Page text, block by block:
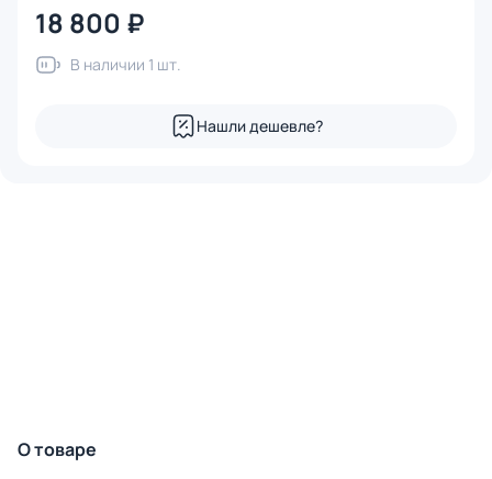
18 800 ₽
В наличии 1 шт.
Нашли дешевле?
О товаре